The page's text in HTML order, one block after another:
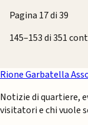
Pagina 17 di 39
145–153 di 351
Rione Garbatella
Notizie di quartiere,
visitatori e chi vuole